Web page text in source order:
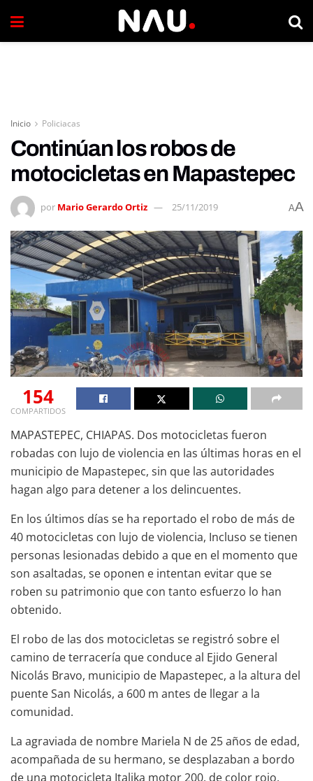
Inicio Policiacas
Continúan los robos de
motocicletas en Mapastepec
por Mario Gerardo Ortiz 25/11/2019 AA
154
COMPARTIDOS
MAPASTEPEC, CHIAPAS. Dos motocicletas fueron
robadas con lujo de violencia en las últimas horas en el
municipio de Mapastepec, sin que las autoridades
hagan algo para detener a los delincuentes.
En los últimos días se ha reportado el robo de más de
40 motocicletas con lujo de violencia, Incluso se tienen
personas lesionadas debido a que en el momento que
son asaltadas, se oponen e intentan evitar que se
roben su patrimonio que con tanto esfuerzo lo han
obtenido.
El robo de las dos motocicletas se registró sobre el
camino de terracería que conduce al Ejido General
Nicolás Bravo, municipio de Mapastepec, a la altura del
puente San Nicolás, a 600 m antes de llegar a la
comunidad.
La agraviada de nombre Mariela N de 25 años de edad,
acompañada de su hermano, se desplazaban a bordo
de una motocicleta Italika motor 200, de color rojo,